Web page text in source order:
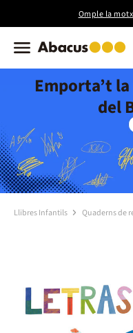
Omple la
Emporta’t
del
Llibres Infantils Quaderns de